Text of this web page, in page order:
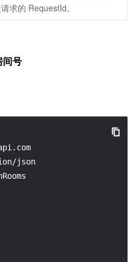
求的 RequestId。
间号
json